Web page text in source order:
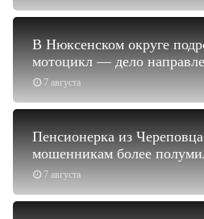
7 августа
В Нюксенском округе
мотоцикл — дело
7 августа
Пенсионерка из
мошенникам более